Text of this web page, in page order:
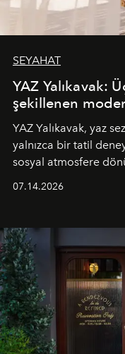
SEYAHAT
YAZ Yalıkavak:
şekillenen
YAZ Yalıkavak, yaz
yalnızca bir tatil
sosyal atmosfere
tematik gastronomi
Paylaşıma, lezzete
akşamlar, YAZ’ın
geceye taşıyarak her
07.14.2026